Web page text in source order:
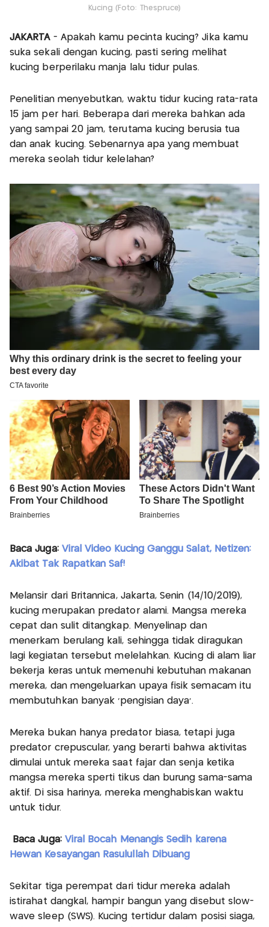
Kucing (Foto: Thespruce)
JAKARTA - Apakah kamu pecinta kucing? Jika kamu
suka sekali dengan kucing, pasti sering melihat
kucing berperilaku manja lalu tidur pulas.
Penelitian menyebutkan, waktu tidur kucing rata-rata
15 jam per hari. Beberapa dari mereka bahkan ada
yang sampai 20 jam, terutama kucing berusia tua
dan anak kucing. Sebenarnya apa yang membuat
mereka seolah tidur kelelahan?
Baca Juga:Viral Video Kucing Ganggu Salat, Netizen:
Akibat Tak Rapatkan Saf!
Melansir dari Britannica, Jakarta, Senin (14/10/2019),
kucing merupakan predator alami. Mangsa mereka
cepat dan sulit ditangkap. Menyelinap dan
menerkam berulang kali, sehingga tidak diragukan
lagi kegiatan tersebut melelahkan. Kucing di alam liar
bekerja keras untuk memenuhi kebutuhan makanan
mereka, dan mengeluarkan upaya fisik semacam itu
membutuhkan banyak ‘pengisian daya’.
Mereka bukan hanya predator biasa, tetapi juga
predator crepuscular, yang berarti bahwa aktivitas
dimulai untuk mereka saat fajar dan senja ketika
mangsa mereka sperti tikus dan burung sama-sama
aktif. Di sisa harinya, mereka menghabiskan waktu
untuk tidur.
Baca Juga: Viral Bocah Menangis Sedih karena
Hewan Kesayangan Rasulullah Dibuang
Sekitar tiga perempat dari tidur mereka adalah
istirahat dangkal, hampir bangun yang disebut slow-
wave sleep (SWS). Kucing tertidur dalam posisi siaga,